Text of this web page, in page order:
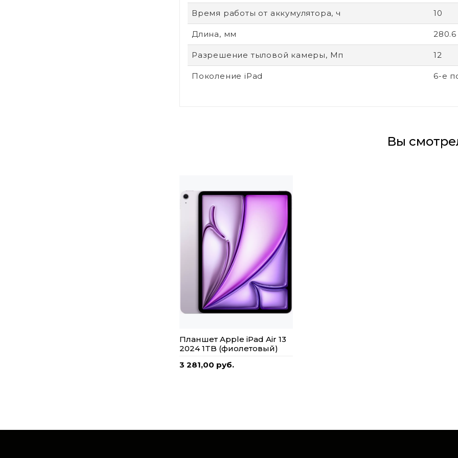
Время работы от аккумулятора, ч 10
Длина, мм 280.6
Разрешение тыловой камеры, Мп 12
Поколение iPad 6-е
Вы
Планшет Apple iPad Air 13
2024 1TB (фиолетовый)
3 281,00 руб.